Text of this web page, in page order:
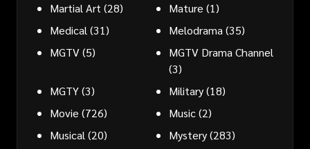
Martial Art (28) Mature (1)
Medical (31) Melodrama (35)
MGTV(5)
MGTV Drama Channel
(3)
MGTY(3) Military(18)
Movie (726) Music(2)
Musical (20) Mystery(283)